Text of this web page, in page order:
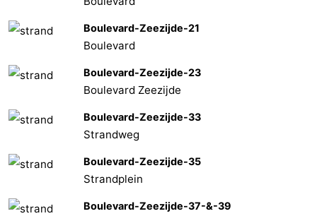
Boulevard-Zeezijde-21
Boulevard
Boulevard-Zeezijde-23
Boulevard Zeezijde
Boulevard-Zeezijde-33
Strandweg
Boulevard-Zeezijde-35
Strandplein
Boulevard-Zeezijde-37-&-39